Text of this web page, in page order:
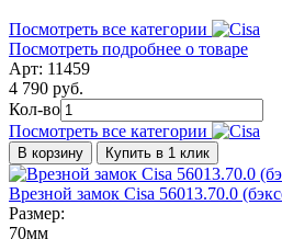
Посмотреть все категории
Посмотреть подробнее о товаре
Арт: 11459
4 790 руб.
Кол-во
Посмотреть все категории
В корзину Купить в 1 клик
Врезной замок Cisa 56013.70.0
Размер:
70мм